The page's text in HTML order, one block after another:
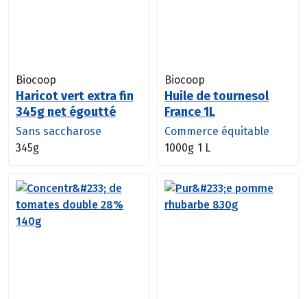
Biocoop
Haricot vert extra fin
345g net égoutté
Sans saccharose
345g
Biocoop
Huile de tournesol
France 1L
Commerce équitable
1000g 1 L